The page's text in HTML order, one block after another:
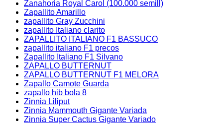
Zanahoria Royal Carol (100.000 semill)
Zapallito Amarillo
zapallito Gray Zucchini
zapallito Italiano clarito
ZAPALLITO ITALIANO F1 BASSUCO
zapallito italiano F1 precos
Zapallito Italiano F1 Silvano
ZAPALLO BUTTERNUT
ZAPALLO BUTTERNUT F1 MELORA
Zapallo Camote Guarda
zapallo hib bola 8
Zinnia Liliput
Zinnia Mammouth Gigante Variada
Zinnia Super Cactus Gigante Variado